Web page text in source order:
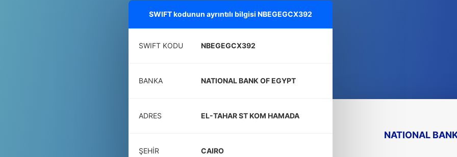
SWIFT kodunun ayrıntılı bilgisi NBEGEGCX392
SWIFT KODU NBEGEGCX392
BANKA NATIONAL BANK OF EGYPT
ADRES EL-TAHAR ST KOM HAMADA
ŞEHIR CAIRO
NATIONAL